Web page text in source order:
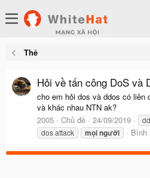
Thẻ
Hỏi về tấn công DoS và
cho em hỏi dos và ddos có liên
và khác nhau NTN ak?
2005
Chủ đề 24/09/2019
dos attack
mọingười Bình